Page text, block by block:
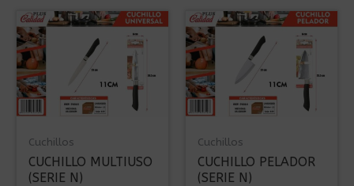
Cuchillos
CUCHILLO MULTIUSO
(SERIE N)
Cuchillos
CUCHILLO PELADOR
(SERIE N)